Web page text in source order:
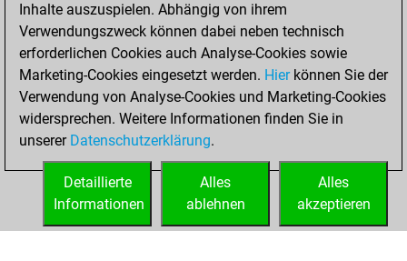
You achieved a
BeautyScore of 4
Fritz
You
achieved a new Elo
of 1590
You created
your Fritz account
Inhalte auszuspielen. Abhängig von ihrem
Verwendungszweck können dabei neben technisch
erforderlichen Cookies auch Analyse-Cookies sowie
Marketing-Cookies eingesetzt werden. Hierkönnen Sie der
Verwendung von Analyse-Cookies und Marketing-Cookies
widersprechen. Weitere Informationen finden Sie in
unserer Datenschutzerklärung.
Alles
akzeptieren
Alles
ablehnen
Detaillierte
Informationen